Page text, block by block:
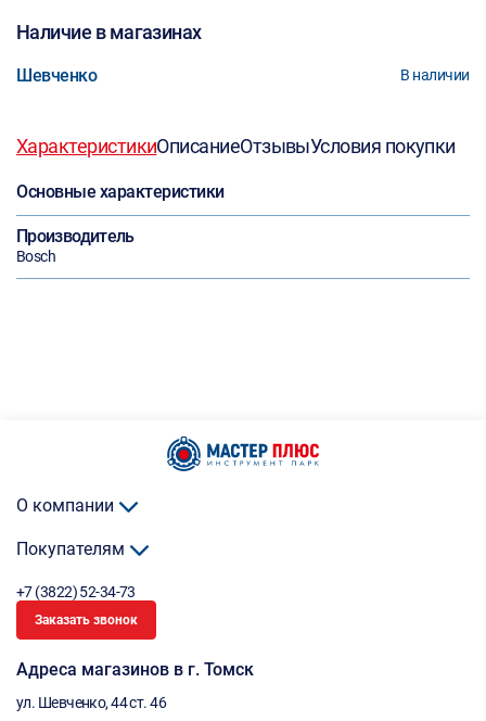
Наличие в магазинах
Шевченко В наличии
ХарактеристикиОписаниеОтзывыУсловия покупки
Основные характеристики
Производитель
Bosch
О компании
Покупателям
+7 (3822) 52-34-73
Заказать звонок
Адреса магазинов в г. Томск
ул. Шевченко, 44 ст. 46